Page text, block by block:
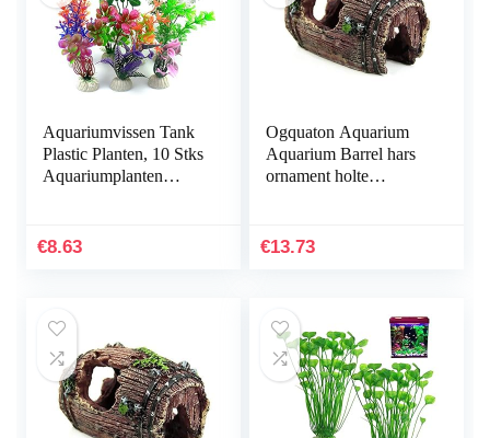
Aquariumvissen Tank
Plastic Planten, 10 Stks
Aquariumplanten
Kunstplanten
€8.63
Ogquaton Aquarium
Aquarium Barrel hars
ornament holte
onderwater decoratie
€13.73